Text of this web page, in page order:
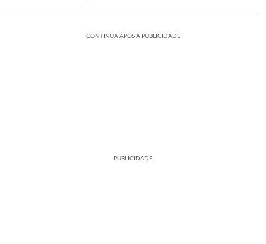
CONTINUA APÓS A PUBLICIDADE
PUBLICIDADE